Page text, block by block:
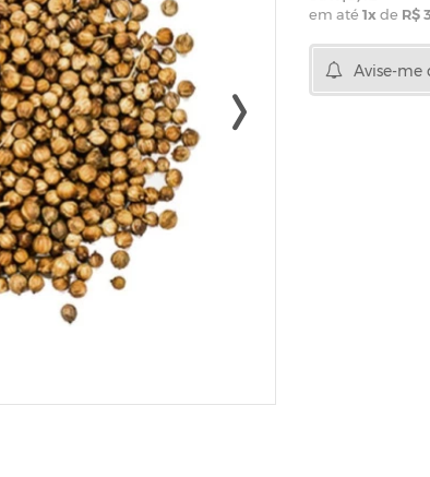
em até 1x de R$
Avise-me